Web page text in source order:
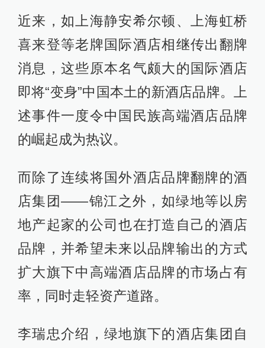
近来，如上海静安希尔顿、上海虹桥
喜来登等老牌国际酒店相继传出翻牌
消息，这些原本名气颇大的国际酒店
即将“变身”中国本土的新酒店品牌。上
述事件一度令中国民族高端酒店品牌
的崛起成为热议。
而除了连续将国外酒店品牌翻牌的酒
店集团——锦江之外，如绿地等以房
地产起家的公司也在打造自己的酒店
品牌，并希望未来以品牌输出的方式
扩大旗下中高端酒店品牌的市场占有
率，同时走轻资产道路。
李瑞忠介绍，绿地旗下的酒店集团自